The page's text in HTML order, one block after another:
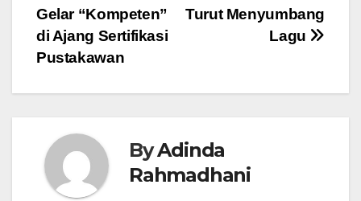
Turut Menyumbang
Lagu
Gelar “Kompeten”
di Ajang Sertifikasi
Pustakawan
ByAdinda
Rahmadhani